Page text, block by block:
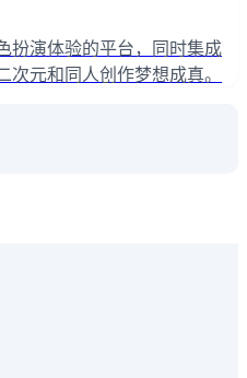
扮演体验的平台，同时集成
元和同人创作梦想成真。